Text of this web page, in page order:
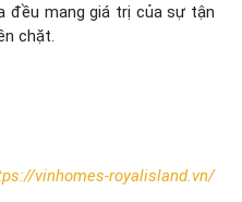
đều mang giá trị của sự tận
chặt.
vinhomes-royalisland.vn/